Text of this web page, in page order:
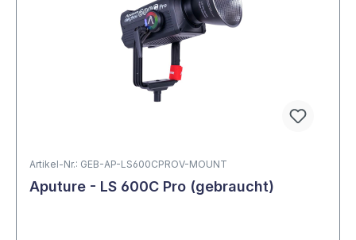
Artikel-Nr.: GEB-AP-LS600CPROV-MOUNT
Aputure - LS 600C Pro (gebraucht)